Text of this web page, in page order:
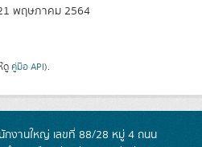
พฤษภาคม 2564
ดู คู่มือ API).
กงานใหญ่ เลขที่ 88/28 หมู่ 4 ถนน